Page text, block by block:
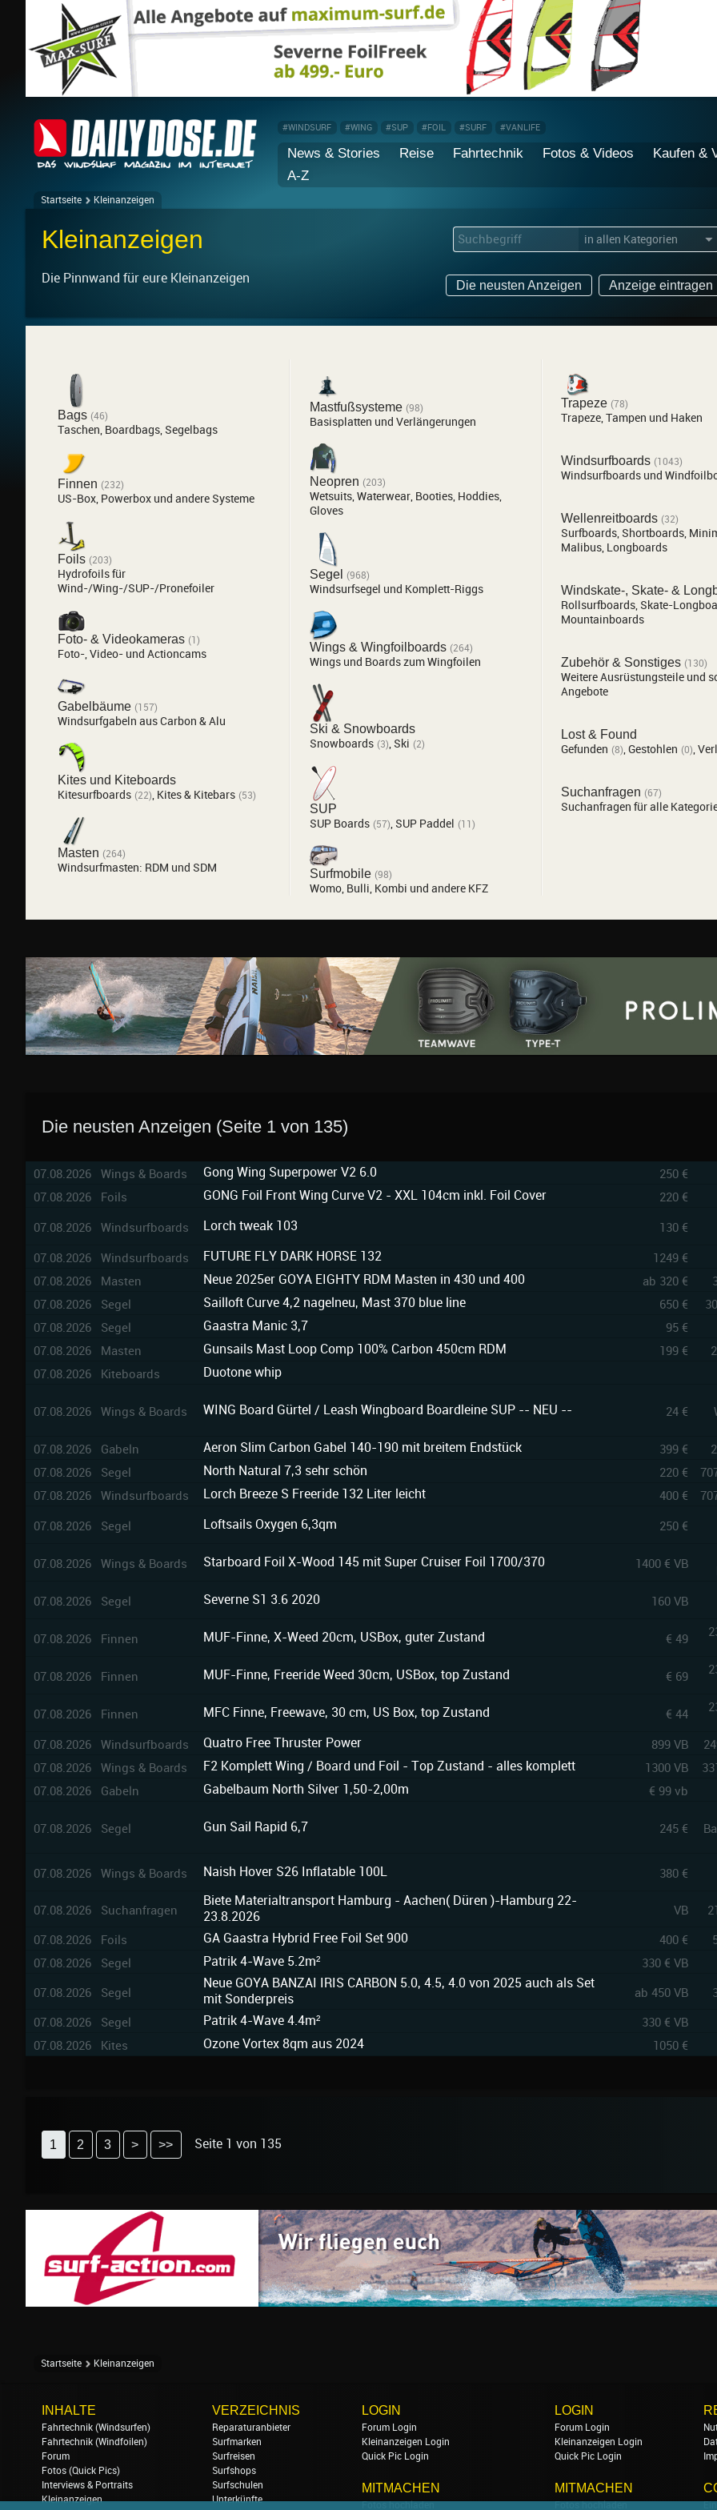
#WINDSURF #WING #SUP #FOIL #SURF #VANLIFE
News & Stories Reise Fahrtechnik Fotos & Videos
Kaufen &
A-Z
Startseite Kleinanzeigen
Kleinanzeigen ▼
Die Pinnwand für eure Kleinanzeigen Die neusten Anzeigen Anzeige eintragen
Bags (46)
Taschen, Boardbags, Segelbags
Finnen (232)
US-Box, Powerbox und andere Systeme
Foils (203)
Hydrofoils für
Wind-/Wing-/SUP-/Pronefoiler
Foto- & Videokameras (1)
Foto-, Video- und Actioncams
Gabelbäume (157)
Windsurfgabeln aus Carbon & Alu
Kites und Kiteboards
Kitesurfboards (22), Kites & Kitebars (53)
Masten (264)
Windsurfmasten: RDM und SDM
Mastfußsysteme (98)
Basisplatten und Verlängerungen
Neopren (203)
Wetsuits, Waterwear, Booties, Hoddies,
Gloves
Segel (968)
Windsurfsegel und Komplett-Riggs
Wings & Wingfoilboards (264)
Wings und Boards zum Wingfoilen
Ski & Snowboards
Snowboards (3), Ski (2)
SUP
SUP Boards (57), SUP Paddel (11)
Surfmobile (98)
Womo, Bulli, Kombi und andere KFZ
Trapeze (78)
Trapeze, Tampen und Haken
Windsurfboards (1043)
Windsurfboards und
Wellenreitboards (32)
Surfboards, Shortboards,
Malibus, Longboards
Windskate-, Skate- &
Rollsurfboards, Skate-
Mountainboards
Zubehör & Sonstiges (130)
Weitere Ausrüstungsteile und
Angebote
Lost & Found
Gefunden (8),Gestohlen (0),
Suchanfragen (67)
Suchanfragen für alle
Die neusten Anzeigen (Seite 1 von 135)
07.08.2026 Wings & Boards Gong Wing Superpower V2 6.0 250 €
07.08.2026 Foils GONG Foil Front Wing Curve V2 - XXL 104cm inkl. Foil Cover 220 €
07.08.2026 Windsurfboards Lorch tweak 103 130 €
07.08.2026 Windsurfboards FUTURE FLY DARK HORSE 132 1249 €
07.08.2026 Masten Neue 2025er GOYA EIGHTY RDM Masten in 430 und 400 ab 320 €
07.08.2026 Segel Sailloft Curve 4,2 nagelneu, Mast 370 blue line 650 €
07.08.2026 Segel Gaastra Manic 3,7 95 €
07.08.2026 Masten Gunsails Mast Loop Comp 100% Carbon 450cm RDM 199 €
07.08.2026 Kiteboards Duotone whip
07.08.2026 Wings & Boards WING Board Gürtel / Leash Wingboard Boardleine SUP -- NEU -- 24 €
07.08.2026 Gabeln Aeron Slim Carbon Gabel 140-190 mit breitem Endstück 399 €
07.08.2026 Segel North Natural 7,3 sehr schön 220 €
07.08.2026 Windsurfboards Lorch Breeze S Freeride 132 Liter leicht 400 €
07.08.2026 Segel Loftsails Oxygen 6,3qm 250 €
07.08.2026 Wings & Boards Starboard Foil X-Wood 145 mit Super Cruiser Foil 1700/370 1400 € VB
07.08.2026 Segel Severne S1 3.6 2020 160 VB
07.08.2026 Finnen MUF-Finne, X-Weed 20cm, USBox, guter Zustand € 49
07.08.2026 Finnen MUF-Finne, Freeride Weed 30cm, USBox, top Zustand € 69
07.08.2026 Finnen MFC Finne, Freewave, 30 cm, US Box, top Zustand € 44
07.08.2026 Windsurfboards Quatro Free Thruster Power 899 VB
07.08.2026 Wings & Boards F2 Komplett Wing / Board und Foil - Top Zustand - alles komplett 1300 VB
07.08.2026 Gabeln Gabelbaum North Silver 1,50-2,00m € 99 vb
07.08.2026 Segel Gun Sail Rapid 6,7 245 €
07.08.2026 Wings & Boards Naish Hover S26 Inflatable 100L 380 €
07.08.2026 Suchanfragen
Biete Materialtransport Hamburg - Aachen( Düren )-Hamburg 22-
23.8.2026
VB
07.08.2026 Foils GA Gaastra Hybrid Free Foil Set 900 400 €
07.08.2026 Segel Patrik 4-Wave 5.2m² 330 € VB
07.08.2026 Segel
Neue GOYA BANZAI IRIS CARBON 5.0, 4.5, 4.0 von 2025 auch als Set
mit Sonderpreis
ab 450 VB
07.08.2026 Segel Patrik 4-Wave 4.4m² 330 € VB
07.08.2026 Kites Ozone Vortex 8qm aus 2024 1050 €
1 2 3 > >> Seite 1 von 135
Startseite Kleinanzeigen
INHALTE
Fahrtechnik (Windsurfen)
Fahrtechnik (Windfoilen)
Forum
Fotos (Quick Pics)
Interviews & Portraits
Kleinanzeigen
VERZEICHNIS
Reparaturanbieter
Surfmarken
Surfreisen
Surfshops
Surfschulen
Unterkünfte
LOGIN
Forum Login
Kleinanzeigen Login
Quick Pic Login
MITMACHEN
Fotos hochladen
LOGIN
Forum Login
Kleinanzeigen Login
Quick Pic Login
MITMACHEN
Fotos hochladen